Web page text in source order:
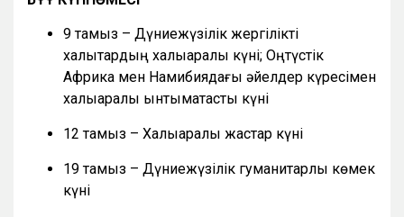
9 тамыз – Дүниежүзілік жергілікті
халықтардың халықаралық күні; Оңтүстік
Африка мен Намибиядағы әйелдер күресімен
халықаралық ынтымақтастық күні
12 тамыз – Халықаралық жастар күні
19 тамыз – Дүниежүзілік гуманитарлық көмек
күні